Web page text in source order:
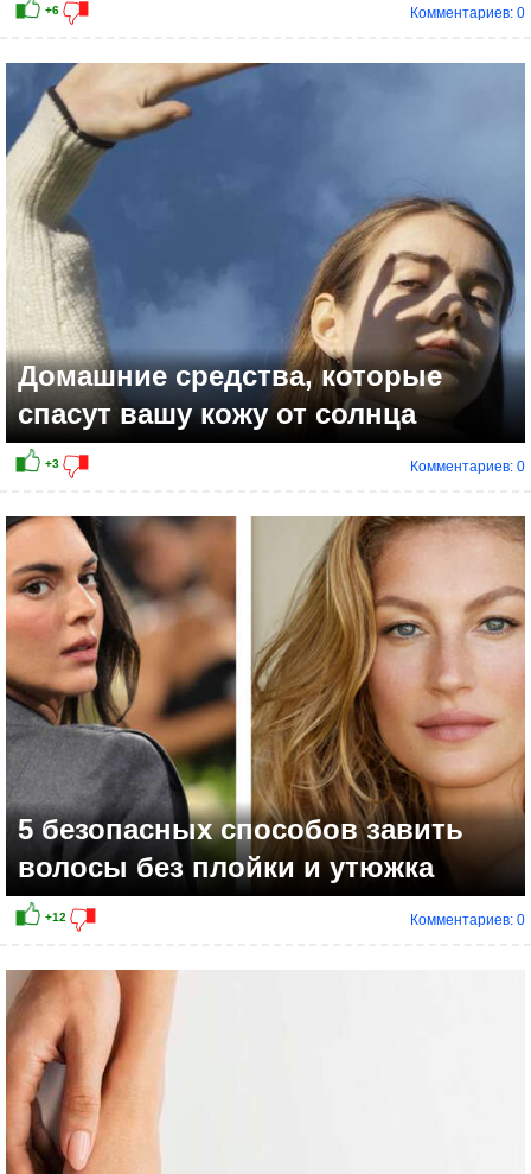
+2
Комментариев: 0
Домашние средства, которые
спасут вашу кожу от солнца
Комментариев: 0
5 безопасных способов завить
волосы без плойки и утюжка
Комментариев: 0